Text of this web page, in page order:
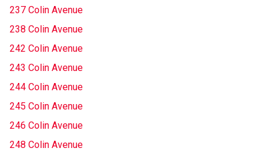
237 Colin Avenue
238 Colin Avenue
242 Colin Avenue
243 Colin Avenue
244 Colin Avenue
245 Colin Avenue
246 Colin Avenue
248 Colin Avenue